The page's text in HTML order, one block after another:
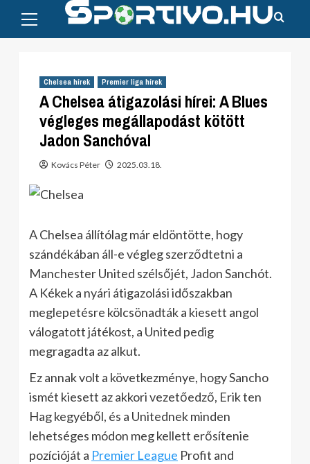
content
Menu
Chelsea hírek Premier liga hírek
A Chelsea átigazolási hírei: A Blues
végleges megállapodást kötött
Jadon Sanchóval
Kovács Péter 2025.03.18.
A Chelsea állítólag már eldöntötte, hogy
szándékában áll-e végleg szerződtetni a
Manchester United szélsőjét, Jadon Sanchót.
A Kékek a nyári átigazolási időszakban
meglepetésre kölcsönadták a kiesett angol
válogatott játékost, a United pedig
megragadta az alkut.
Ez annak volt a következménye, hogy Sancho
ismét kiesett az akkori vezetőedző, Erik ten
Hag kegyéből, és a Unitednek minden
lehetséges módon meg kellett erősítenie
pozícióját a Premier League Profit and